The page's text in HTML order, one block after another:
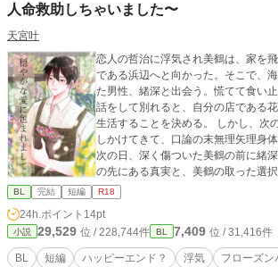
人命救助しちゃいました〜
天宮叶
恋人の哲治に浮気され美鶴は、家を
である浜辺へと向かった。そこで、
た男性、緒深と出会う。慌てて食い
話をして別れると、自分の店である
生活することを決める。 しかし、次
しかけてきて、口論の末無理矢理身
次の日、深く傷ついた美鶴の前に緒深が
の先にある真実と、美鶴の取った選
が届ける、切ない純愛物語をお楽しみくださ
ンバースは天宮が独自で作った新しい
す。 【フローズンバース概要】 氷（アイス） 恋をすると、
体温が上昇して身体が少しずつ溶け
専用の容器に入れて取っておくと病
BL 完結 短編 R18
24h.ポイント 14pt
小説 29,529 位 / 228,744件 BL 7,409 位 / 31,416件
BL 短編 ハッピーエンド？ 浮気 フローズン